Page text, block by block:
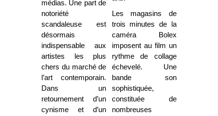
médias. Une part de
notoriété
scandaleuse est
désormais
indispensable aux
artistes les plus
chers du marché de
l’art contemporain.
Dans un
retournement d’un
cynisme et d’un
Les magasins de
trois minutes de la
caméra Bolex
imposent au film un
rythme de collage
échevelé. Une
bande son
sophistiquée,
constituée de
nombreuses